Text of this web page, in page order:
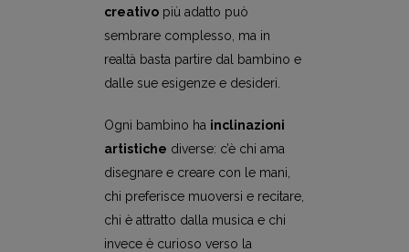
creativopiù adatto può
sembrare complesso, ma in
realtà basta partire dal bambino e
dalle sue esigenze e desideri.
Ogni bambino ha inclinazioni
artistiche diverse: c’è chi ama
disegnare e creare con le mani,
chi preferisce muoversi e recitare,
chi è attratto dalla musica e chi
invece è curioso verso la